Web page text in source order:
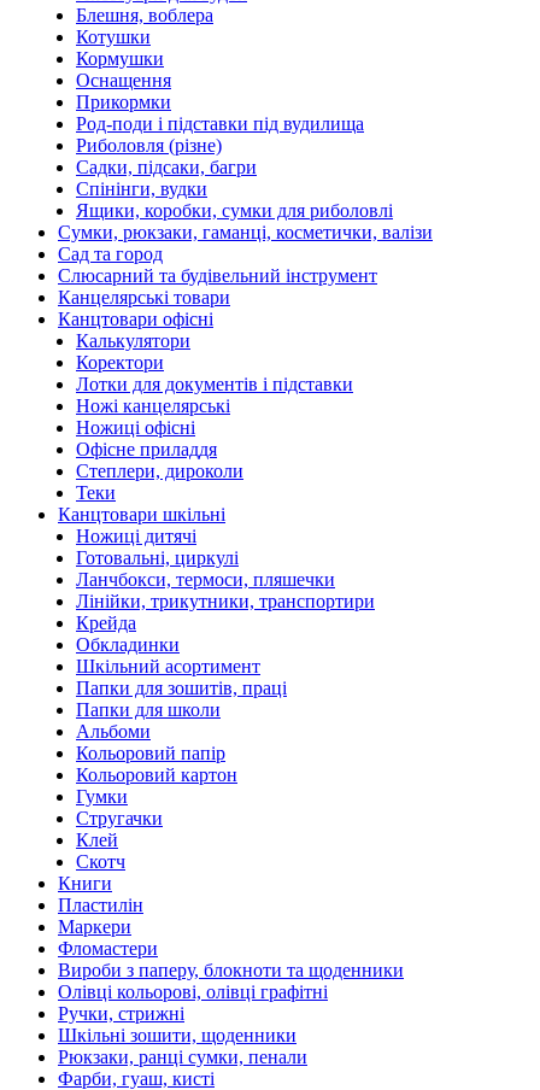
Блешня, воблера
Котушки
Кормушки
Оснащення
Прикормки
Род-поди і підставки під вудилища
Риболовля (різне)
Садки, підсаки, багри
Спінінги, вудки
Ящики, коробки, сумки для риболовлі
Сумки, рюкзаки, гаманці, косметички, валізи
Сад та город
Слюсарний та будівельний інструмент
Канцелярські товари
Канцтовари офісні
Калькулятори
Коректори
Лотки для документів і підставки
Ножі канцелярські
Ножиці офісні
Офісне приладдя
Степлери, дироколи
Теки
Канцтовари шкільні
Ножиці дитячі
Готовальні, циркулі
Ланчбокси, термоси, пляшечки
Лінійки, трикутники, транспортири
Крейда
Обкладинки
Шкільний асортимент
Папки для зошитів, праці
Папки для школи
Альбоми
Кольоровий папір
Кольоровий картон
Гумки
Стругачки
Клей
Скотч
Книги
Пластилін
Маркери
Фломастери
Вироби з паперу, блокноти та щоденники
Олівці кольорові, олівці графітні
Ручки, стрижні
Шкільні зошити, щоденники
Рюкзаки, ранці сумки, пенали
Фарби, гуаш, кисті